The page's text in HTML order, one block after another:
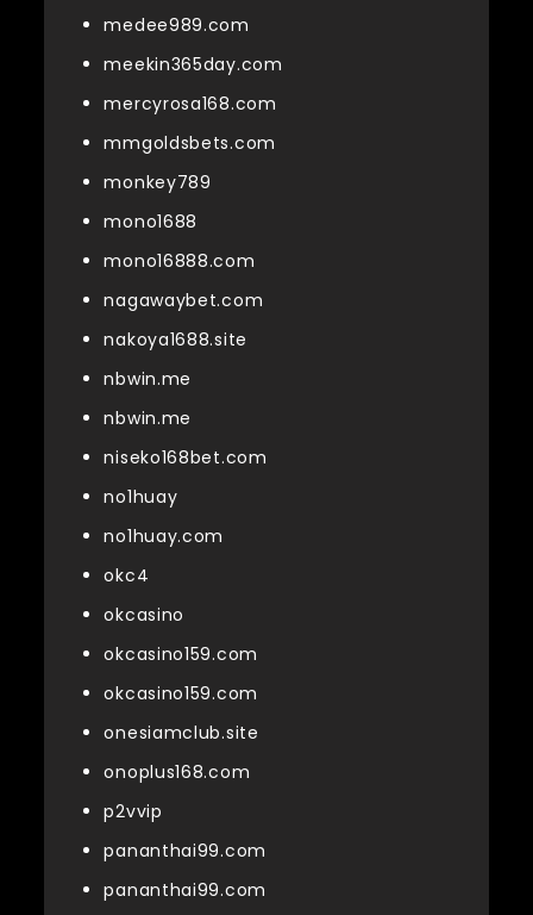
medee989.com
meekin365day.com
mercyrosa168.com
mmgoldsbets.com
monkey789
mono1688
mono16888.com
nagawaybet.com
nakoya1688.site
nbwin.me
nbwin.me
niseko168bet.com
no1huay
no1huay.com
okc4
okcasino
okcasino159.com
okcasino159.com
onesiamclub.site
onoplus168.com
p2vvip
pananthai99.com
pananthai99.com